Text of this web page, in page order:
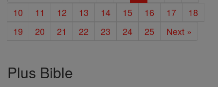
10
11 12 13 14 15 16 17
18
19
20 21 22 23 24 25 Next »
Plus Bible